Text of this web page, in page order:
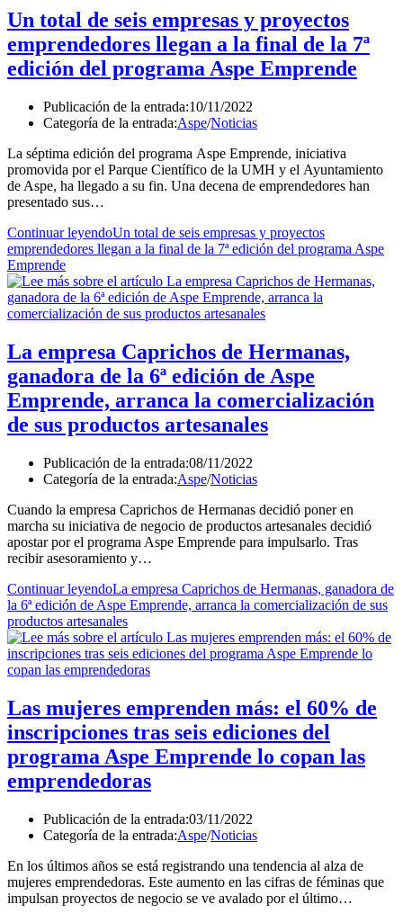
Un total de seis empresas y proyectos
emprendedores llegan a la final de la 7ª
edición del programa Aspe Emprende
Publicación de la entrada:10/11/2022
Categoría de la entrada:Aspe/Noticias
La séptima edición del programa Aspe Emprende, iniciativa
promovida por el Parque Científico de la UMH y el Ayuntamiento
de Aspe, ha llegado a su fin. Una decena de emprendedores han
presentado sus…
Continuar leyendoUn total de seis empresas y proyectos
emprendedores llegan a la final de la 7ª edición del programa Aspe
Emprende
La empresa Caprichos de Hermanas,
ganadora de la 6ª edición de Aspe
Emprende, arranca la comercialización
de sus productos artesanales
Publicación de la entrada:08/11/2022
Categoría de la entrada:Aspe/Noticias
Cuando la empresa Caprichos de Hermanas decidió poner en
marcha su iniciativa de negocio de productos artesanales decidió
apostar por el programa Aspe Emprende para impulsarlo. Tras
recibir asesoramiento y…
Continuar leyendoLa empresa Caprichos de Hermanas, ganadora de
la 6ª edición de Aspe Emprende, arranca la comercialización de sus
productos artesanales
Las mujeres emprenden más: el 60% de
inscripciones tras seis ediciones del
programa Aspe Emprende lo copan las
emprendedoras
Publicación de la entrada:03/11/2022
Categoría de la entrada:Aspe/Noticias
En los últimos años se está registrando una tendencia al alza de
mujeres emprendedoras. Este aumento en las cifras de féminas que
impulsan proyectos de negocio se ve avalado por el último…